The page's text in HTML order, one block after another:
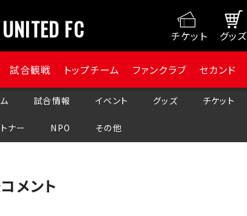
FC チケット グッズ
試合観戦 トップチーム ファンクラブ セカンド
試合情報 イベント グッズ チケット
ナー NPO その他
メント